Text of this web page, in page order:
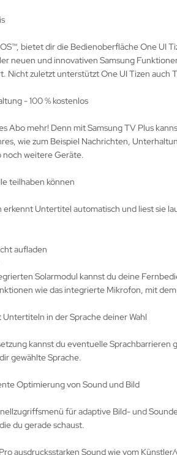
bietet dir die Bedienoberfläche One UI
neuen und innovativen Samsung
Nicht zuletzt unterstützt One UI Tizen
- 100 % kostenlos
Abo mehr! Denn mit Samsung TV Plus
wie zum Beispiel Nachrichten,
weitere Geräte.
teilhaben können
Untertitel automatisch und liest sie
aufladen
Solarmodul kannst du deine
wie das integrierte Mikrofon, mit
in der Sprache deiner Wahl
kannst du eventuelle
gewählte Sprache.
Optimierung von Sound und Bild
für adaptive Bild- und
du gerade schaust.
ausdrucksstarken Sound wie vom